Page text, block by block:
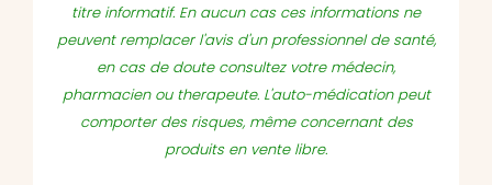
titre informatif. En aucun cas ces informations ne
peuvent remplacer l'avis d'un professionnel de santé,
en cas de doute consultez votre médecin,
pharmacien ou therapeute. L'auto-médication peut
comporter des risques, même concernant des
produits en vente libre.